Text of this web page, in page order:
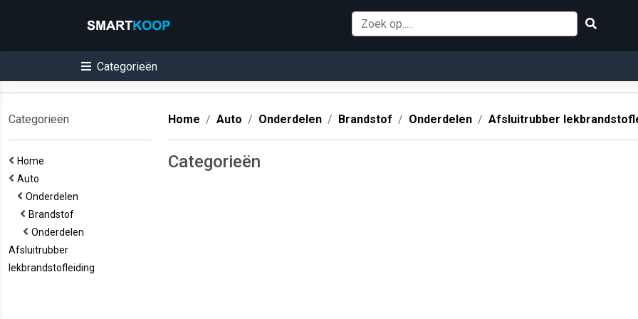
Categorieën
Categorieën
Home
Auto
Onderdelen
Brandstof
Onderdelen
Afsluitrubber
lekbrandstofleiding
Home Auto Onderdelen Brandstof Onderdelen Afsluitrubber
Categorieën